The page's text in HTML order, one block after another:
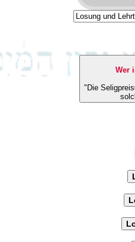
Wer
"Die Seligpreisungen